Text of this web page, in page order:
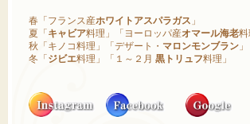
春「フランス産ホワイトアスパラガス 」
夏「キャビア料理」「ヨーロッパ産オマール海老料
秋「キノコ料理」「デザート・ マロンモンブラン 」
冬「ジビエ料理」「１～２月黒トリュフ料理」